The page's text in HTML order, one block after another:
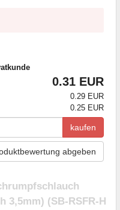
0.31 EUR
0.29 EUR
0.25 EUR
kaufen
abgeben
3,5mm) (SB-RSFR-H